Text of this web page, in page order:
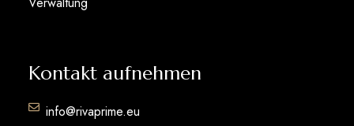
Kontakt aufnehmen
info@rivaprime.eu